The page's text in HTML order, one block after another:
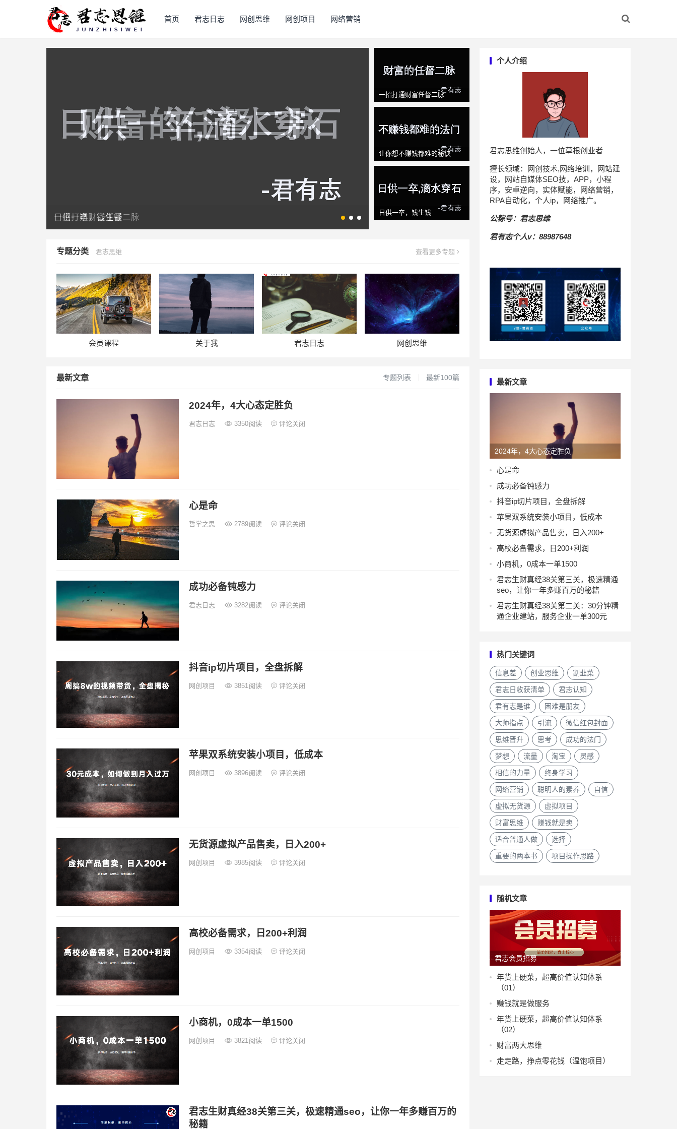
首页 君志日志 网创思维 网创项目 网络营销
一招打通财富任督二脉
一招打通财富任督二脉
让你想不赚钱都难的秘诀
日供一卒，钱生钱
专题分类 君志思维 查看更多专题
会员课程 关于我 君志日志 网创思维
最新文章 专题列表 最新100篇
2024年，4大心态定胜负
君志日志 3350阅读 评论关闭
心是命
哲学之思 2789阅读 评论关闭
成功必备钝感力
君志日志 3282阅读 评论关闭
抖音ip切片项目，全盘拆解
网创项目 3851 阅读 评论关闭
苹果双系统安装小项目，低成本
网创项目 3896阅读 评论关闭
无货源虚拟产品售卖，日入200+
网创项目 3985阅读 评论关闭
高校必备需求，日200+利润
网创项目 3354阅读 评论关闭
小商机，0成本一单1500
网创项目 3821阅读 评论关闭
君志生财真经38关第三关，极速精通seo，让你一年多赚百万的
秘籍
个人介绍
君志思维创始人，一位草根创业者
擅长领域：网创技术,网络培训，网站建
设，网站自媒体SEO技，APP，小程
序，安卓逆向，实体赋能，网络营销，
RPA自动化，个人ip，网络推广。
公粽号：君志思维
君有志个人v：88987648
最新文章
2024年，4大心态定胜负
心是命
成功必备钝感力
抖音ip切片项目，全盘拆解
苹果双系统安装小项目，低成本
无货源虚拟产品售卖，日入200+
高校必备需求，日200+利润
小商机，0成本一单1500
君志生财真经38关第三关，极速精通
seo，让你一年多赚百万的秘籍
君志生财真经38关第二关：30分钟精
通企业建站，服务企业一单300元
热门关键词
信息差 创业思维 割韭菜
君志日收获清单 君志认知
君有志是谁 困难是朋友
大师指点 引流 微信红包封面
思维晋升 思考 成功的法门
梦想 流量 淘宝 灵感
相信的力量 终身学习
网络营销 聪明人的素养 自信
虚拟无货源 虚拟项目
财富思维 赚钱就是卖
适合普通人做 选择
重要的两本书 项目操作思路
随机文章
君志会员招募
年货上硬菜，超高价值认知体系
（01）
赚钱就是做服务
年货上硬菜，超高价值认知体系
（02）
财富两大思维
走走路，挣点零花钱（温饱项目）